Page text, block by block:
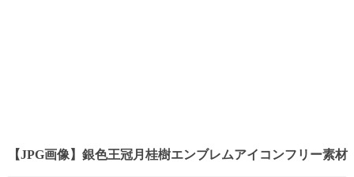
【JPG画像】銀色王冠月桂樹エンブレムアイコンフリー素材